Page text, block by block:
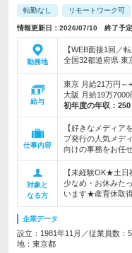
転勤なし リモートワーク可
情報更新日：2026/07/10 終了予
勤務地
【WEB面接1回／
全国32都道府県 東
給与
東京 月給21万円～
大阪 月給19万
初年度の年収： 250
仕事内容
【好きなメディア
プ発行の人気メデ
向けの事務をお任
対象と
なる方
【未経験OK★土
少なめ・お休みた
います★産育休取
企業データ
設立：1981年11月／従業員数：
地：東京都